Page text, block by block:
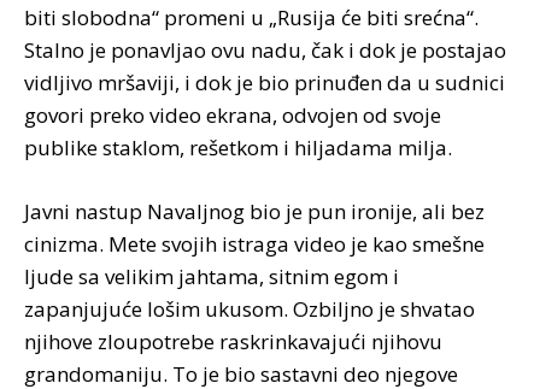
biti slobodna“ promeni u „Rusija će biti srećna“.
Stalno je ponavljao ovu nadu, čak i dok je postajao
vidljivo mršaviji, i dok je bio prinuđen da u sudnici
govori preko video ekrana, odvojen od svoje
publike staklom, rešetkom i hiljadama milja.
Javni nastup Navaljnog bio je pun ironije, ali bez
cinizma. Mete svojih istraga video je kao smešne
ljude sa velikim jahtama, sitnim egom i
zapanjujuće lošim ukusom. Ozbiljno je shvatao
njihove zloupotrebe raskrinkavajući njihovu
grandomaniju. To je bio sastavni deo njegove